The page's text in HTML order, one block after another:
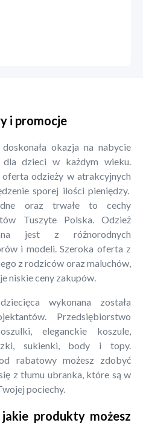
i promocje
okazja na nabycie
dzieci w każdym wieku.
odzieży w atrakcyjnych
sporej ilości pieniędzy.
oraz trwałe to cechy
Tuszyte Polska. Odzież
jest z różnorodnych
i modeli. Szeroka oferta z
z rodziców oraz maluchów,
niskie ceny zakupów.
wykonana została
Przedsiębiorstwo
eleganckie koszule,
sukienki, body i topy.
rabatowy możesz zdobyć
z tłumu ubranka, które są w
pociechy.
produkty możesz